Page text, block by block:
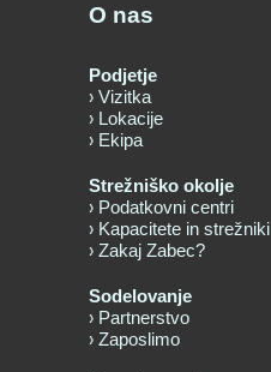
O nas
Podjetje
Vizitka
Lokacije
Ekipa
Strežniško okolje
Podatkovni centri
Kapacitete in strežniki
Zakaj Zabec?
Sodelovanje
Partnerstvo
Zaposlimo